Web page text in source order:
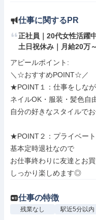
仕事に関するPR
正社員｜20代女性活躍
土日祝休み｜月給20万
アピールポイント:
＼☆おすすめPOINT☆／
★POINT１：仕事をしな
ネイルOK・服装・髪色自
自分の好きなスタイルで
★POINT２：プライベート
基本定時退社なので
お仕事終わりに友達とお
しっかり楽しめます◎
仕事の特徴
残業なし 駅近5分以内